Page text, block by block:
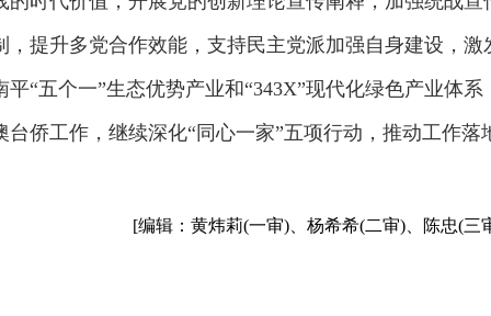
提升多党合作效能，支持民主党派加强自身建设，激
“五个一”生态优势产业和“343X”现代化绿色产业体系
侨工作，继续深化“同心一家”五项行动，推动工作落
[编辑：黄炜莉(一审)、杨希希(二审)、陈忠(三